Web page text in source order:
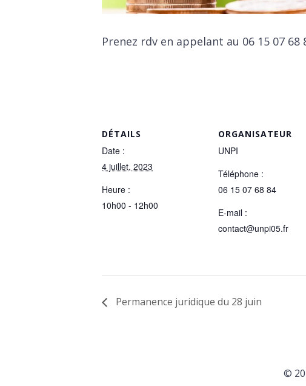
Prenez rdv en appelant au 06 15 07
DÉTAILS
Date :
4 juillet, 2023
Heure :
10h00 - 12h00
ORGANISATEUR
UNPI
Téléphone :
06 15 07 68 84
E-mail :
contact@unpi05.fr
Permanence juridique du 28 juin
©